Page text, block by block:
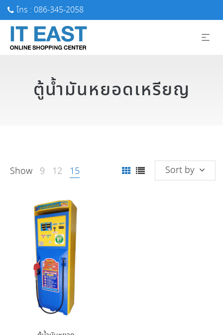
โทร : 086-345-2058
ตู้น้ำมันหยอดเหรียญ
Show 9 12 15 Sort by